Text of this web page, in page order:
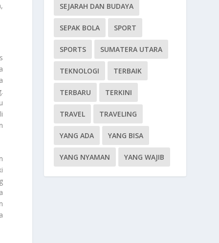
SEJARAH DAN BUDAYA
SEPAK BOLA SPORT
SPORTS SUMATERA UTARA
TEKNOLOGI TERBAIK
TERBARU TERKINI
TRAVEL TRAVELING
YANG ADA YANG BISA
YANG NYAMAN YANG WAJIB